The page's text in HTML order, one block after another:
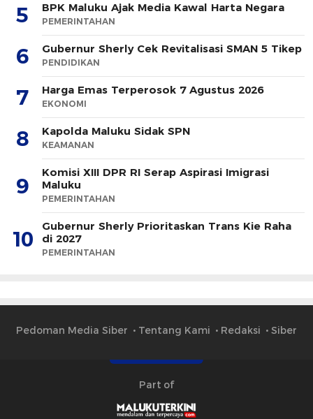
5 BPK Maluku Ajak Media Kawal Harta Negara
PEMERINTAHAN
6 Gubernur Sherly Cek Revitalisasi SMAN 5 Tikep
PENDIDIKAN
7 Harga Emas Terperosok 7 Agustus 2026
EKONOMI
8 Kapolda Maluku Sidak SPN
KEAMANAN
9
Komisi XIII DPR RI Serap Aspirasi Imigrasi
Maluku
PEMERINTAHAN
10
Gubernur Sherly Prioritaskan Trans Kie Raha
di 2027
PEMERINTAHAN
Pedoman Media Siber Tentang Kami Redaksi Siber
Part of